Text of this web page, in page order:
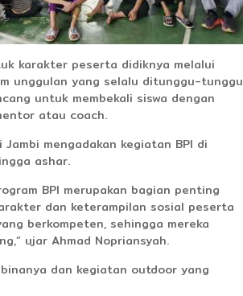
karakter peserta didiknya melalui
unggulan yang selalu ditunggu-tunggu
untuk membekali siswa dengan
atau coach.
mengadakan kegiatan BPI di
ashar.
BPI merupakan bagian penting
dan keterampilan sosial peserta
berkompeten, sehingga mereka
ujar Ahmad Nopriansyah.
dan kegiatan outdoor yang